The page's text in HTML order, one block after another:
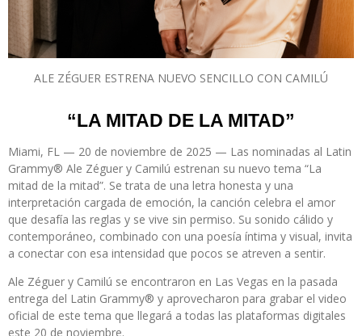
ALE ZÉGUER ESTRENA NUEVO SENCILLO CON CAMILÚ
“LA MITAD DE LA MITAD”
Miami, FL — 20 de noviembre de 2025 — Las nominadas al Latin
Grammy® Ale Zéguer y Camilú estrenan su nuevo tema “La
mitad de la mitad”. Se trata de una letra honesta y una
interpretación cargada de emoción, la canción celebra el amor
que desafía las reglas y se vive sin permiso. Su sonido cálido y
contemporáneo, combinado con una poesía íntima y visual, invita
a conectar con esa intensidad que pocos se atreven a sentir.
Ale Zéguer y Camilú se encontraron en Las Vegas en la pasada
entrega del Latin Grammy® y aprovecharon para grabar el video
oficial de este tema que llegará a todas las plataformas digitales
este 20 de noviembre.